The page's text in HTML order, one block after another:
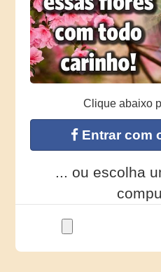
Clique abaixo
Entrar com
... ou escolha